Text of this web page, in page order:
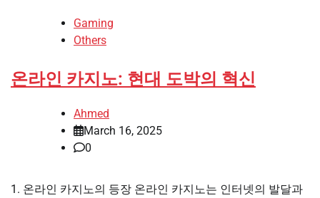
Gaming
Others
온라인 카지노: 현대 도박의 혁신
Ahmed
March 16, 2025
0
1. 온라인 카지노의 등장 온라인 카지노는 인터넷의 발달과